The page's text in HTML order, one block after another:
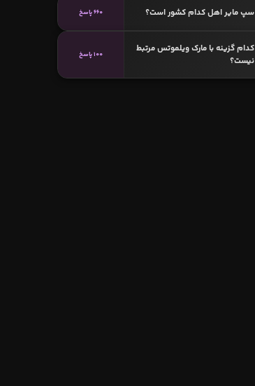
سپ مایر اهل کدام کشور است؟ 660 پاسخ
کدام گزینه با مارک ویلموتس مرتبط
نیست؟
100 پاسخ